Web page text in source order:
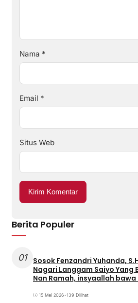
Nama *
Email *
Situs Web
Berita Populer
01
Sosok Fenzandri Yuhanda,
Nagari Langgam Saiyo Yang
Nan Ramah, insyaallah
15 Mei 2026•139 Dilihat